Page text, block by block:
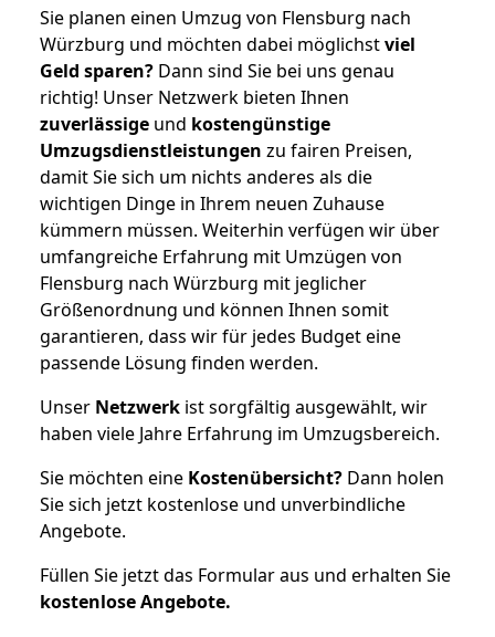
Sie planen einen Umzug von Flensburg nach
Würzburg und möchten dabei möglichstviel
Geld sparen? Dann sind Sie bei uns genau
richtig! Unser Netzwerk bieten Ihnen
zuverlässige und kostengünstige
Umzugsdienstleistungen zu fairen Preisen,
damit Sie sich um nichts anderes als die
wichtigen Dinge in Ihrem neuen Zuhause
kümmern müssen. Weiterhin verfügen wir über
umfangreiche Erfahrung mit Umzügen von
Flensburg nach Würzburg mit jeglicher
Größenordnung und können Ihnen somit
garantieren, dass wir für jedes Budget eine
passende Lösung finden werden.
Unser Netzwerk ist sorgfältig ausgewählt, wir
haben viele Jahre Erfahrung im Umzugsbereich.
Sie möchten eine Kostenübersicht? Dann holen
Sie sich jetzt kostenlose und unverbindliche
Angebote.
Füllen Sie jetzt das Formular aus und erhalten Sie
kostenloseAngebote.